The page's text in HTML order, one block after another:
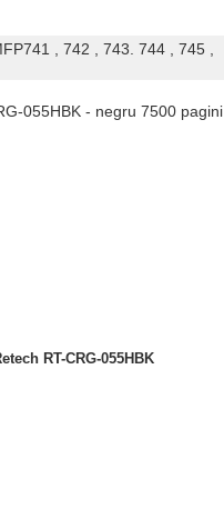
, 742 , 743. 744 , 745 ,
055HBK - negru 7500 pagini
RT-CRG-055HBK